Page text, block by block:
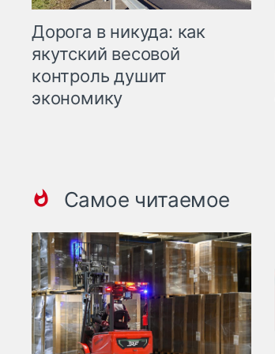
Дорога в никуда: как
якутский весовой
контроль душит
экономику
Самое читаемое